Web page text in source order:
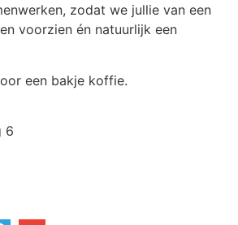
zodat we jullie van een
voorzien én natuurlijk een
een bakje koffie.
6